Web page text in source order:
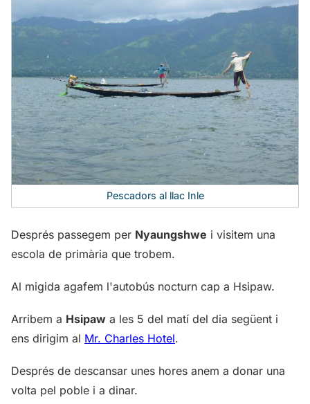
Pescadors al llac Inle
Després passegem per Nyaungshwe i visitem una
escola de primària que trobem.
Al migida agafem l'autobús nocturn cap a Hsipaw.
Arribem a Hsipaw a les 5 del matí del dia següent i
ens dirigim al Mr. Charles Hotel.
Després de descansar unes hores anem a donar una
volta pel poble i a dinar.